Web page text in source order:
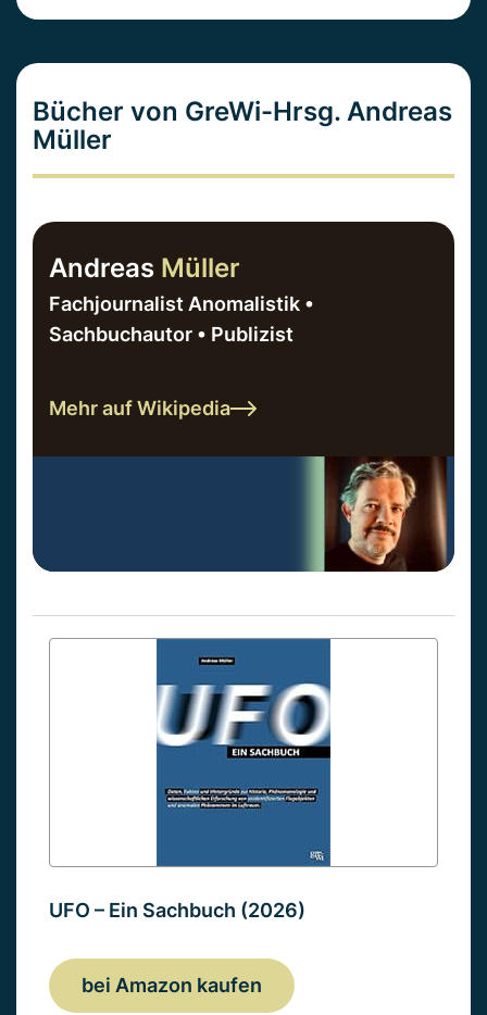
Bücher von GreWi-Hrsg. Andreas
Müller
Andreas Müller
Fachjournalist Anomalistik •
Sachbuchautor • Publizist
Mehr auf Wikipedia
UFO – Ein Sachbuch (2026)
bei Amazon kaufen